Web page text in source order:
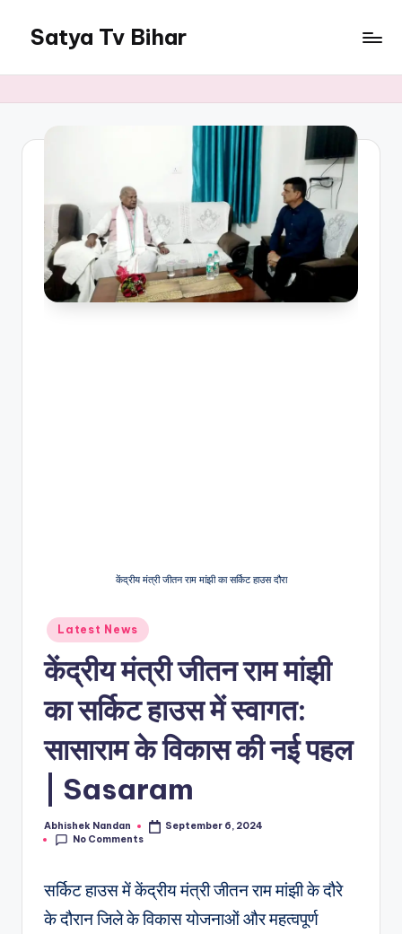
Satya Tv Bihar
केंद्रीय मंत्री जीतन राम मांझी का सर्किट हाउस दौरा
Latest News
केंद्रीय मंत्री जीतन राम मांझी
का सर्किट हाउस में स्वागत:
सासाराम के विकास की नई पहल
| Sasaram
Abhishek Nandan
September 6, 2024
No Comments
सर्किट हाउस में केंद्रीय मंत्री जीतन राम मांझी के दौरे
के दौरान जिले के विकास योजनाओं और महत्वपूर्ण